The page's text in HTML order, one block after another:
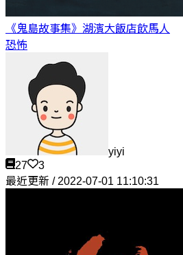
《鬼島故事集》湖濱大飯店飲馬人
恐怖
yiyi
27
3
最近更新 / 2022-07-01 11:10:31